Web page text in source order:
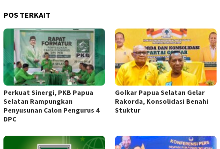
POS TERKAIT
Perkuat Sinergi, PKB Papua
Selatan Rampungkan
Penyusunan Calon Pengurus 4
DPC
Golkar Papua Selatan Gelar
Rakorda, Konsolidasi Benahi
Stuktur